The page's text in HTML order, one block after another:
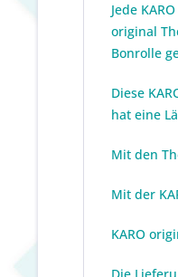
Jede
original
Bonrolle
Diese
hat eine
Mit den
Mit der
KARO